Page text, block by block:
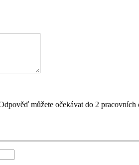
můžete očekávat do 2